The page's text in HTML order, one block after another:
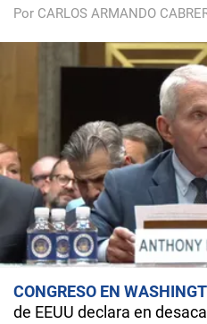
Por CARLOS ARMANDO
CONGRESO EN
de EEUU declara en